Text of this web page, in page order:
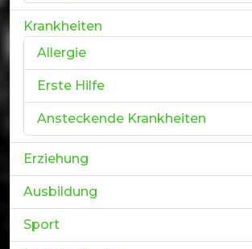
Krankheiten
Allergie
Erste Hilfe
Ansteckende Krankheiten
Erziehung
Ausbildung
Sport